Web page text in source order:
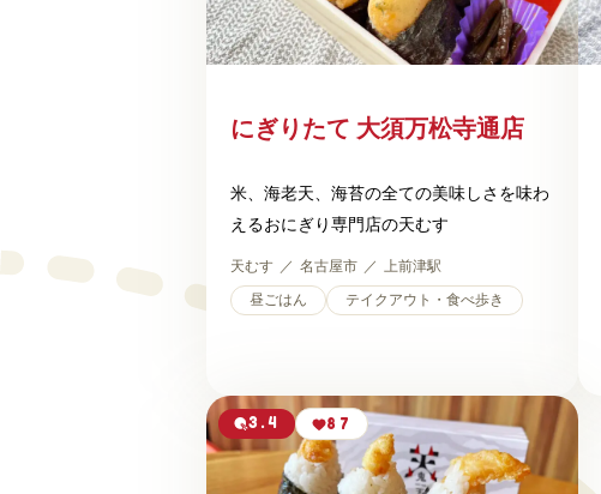
にぎりたて 大須万松寺通店
米、海老天、海苔の全ての美味しさを味わ
えるおにぎり専門店の天むす
天むす 名古屋市
上前津駅
昼ごはん
テイクアウト・食べ歩き
3.4 87